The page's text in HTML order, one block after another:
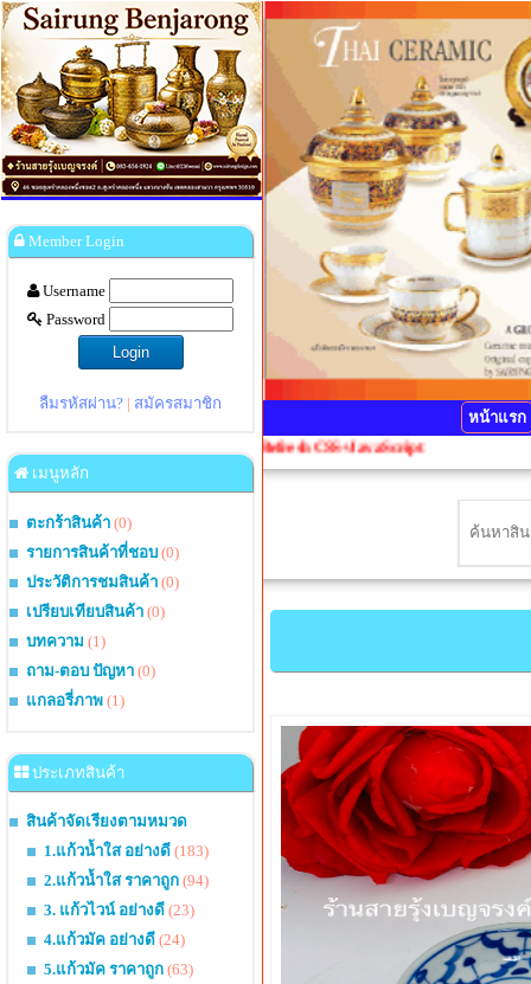
Member Login
Username
Password
ลืมรหัสผ่าน? | สมัครสมาชิก
เมนูหลัก
ตะกร้าสินค้า (0)
รายการสินค้าที่ชอบ (0)
ประวัติการชมสินค้า (0)
เปรียบเทียบสินค้า (0)
บทความ (1)
ถาม-ตอบ ปัญหา (0)
แกลอรี่ภาพ (1)
ประเภทสินค้า
สินค้าจัดเรียงตามหมวด
1.แก้วน้ำใส อย่างดี (183)
2.แก้วน้ำใส ราคาถูก (94)
3. แก้วไวน์ อย่างดี (23)
4.แก้วมัค อย่างดี (24)
5.แก้วมัค ราคาถูก (63)
หน้าแรก
ปุ่ม Ctrl+F5 1 ครั้งเพื่อ Refresh CSS+JavaScript